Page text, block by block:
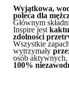
Wyjątkowa,
poleca dla
Głównym
Inspire jest
zdolności
Wszystkie
wytrzymały
osób aktywnych,
100%